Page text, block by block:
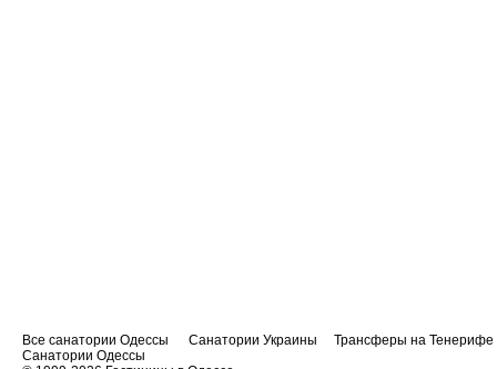
Все санатории Одессы Санатории Украины
Трансферы на Тенерифе
Санатории Одессы